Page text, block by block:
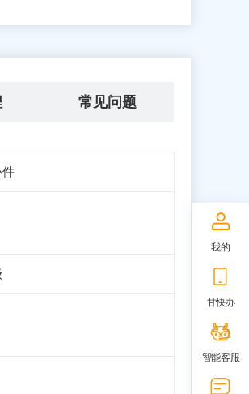
常见问题
件
我的
甘快办
智能客服